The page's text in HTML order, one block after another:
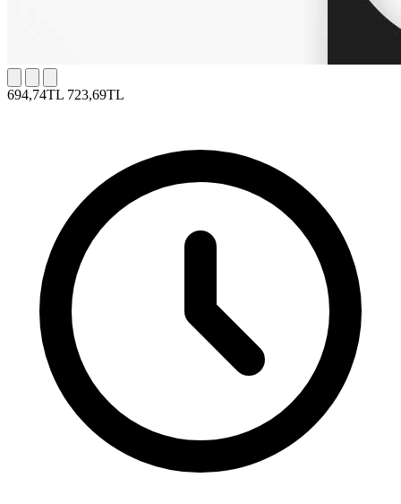
694,74TL 723,69TL